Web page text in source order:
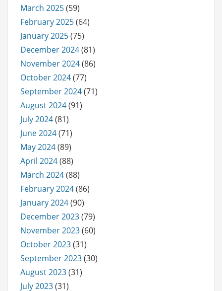
March 2025(59)
February 2025(64)
January 2025(75)
December 2024(81)
November 2024(86)
October 2024(77)
September 2024(71)
August 2024(91)
July 2024(81)
June 2024(71)
May 2024(89)
April 2024(88)
March 2024(88)
February 2024(86)
January 2024(90)
December 2023(79)
November 2023(60)
October 2023(31)
September 2023(30)
August 2023(31)
July 2023(31)